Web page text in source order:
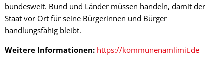
bundesweit. Bund und Länder müssen handeln, damit der
Staat vor Ort für seine Bürgerinnen und Bürger
handlungsfähig bleibt.
Weitere Informationen: https://kommunenamlimit.de